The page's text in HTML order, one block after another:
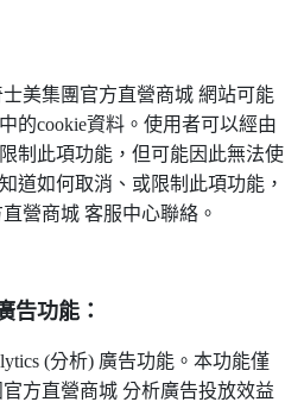
美集團官方直營商城 網站可能
的cookie資料。使用者可以經由
制此項功能，但可能因此無法使
道如何取消、或限制此項功能，
營商城 客服中心聯絡。
告功能：
(分析) 廣告功能。本功能僅
方直營商城 分析廣告投放效益